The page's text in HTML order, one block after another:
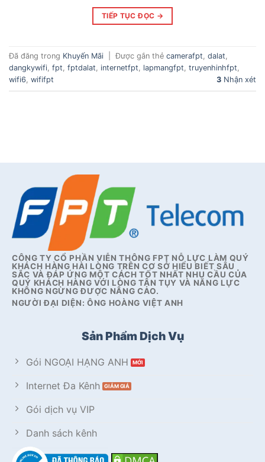
TIẾP TỤC ĐỌC →
Đã đăng trong Khuyến Mãi Được gắn thẻ camerafpt dalat
dangkywifi fpt fptdalat internetfpt lapmangfpt truyenhinhfpt
wifi6 wififpt 3 Nhận xét
CÔNG TY CỔ PHẦN VIỄN THÔNG FPT NỖ LỰC LÀM QUÝ
KHÁCH HÀNG HÀI LÒNG TRÊN CƠ SỞ HIỂU BIẾT SÂU
SẮC VÀ ĐÁP ỨNG MỘT CÁCH TỐT NHẤT NHU CẦU CỦA
QUÝ KHÁCH HÀNG VỚI LÒNG TẬN TỤY VÀ NĂNG LỰC
KHÔNG NGỪNG ĐƯỢC NÂNG CAO.
NGƯỜI ĐẠI DIỆN: ÔNG HOÀNG VIỆT ANH
Sản Phẩm Dịch Vụ
Gói NGOẠI HẠNG ANH
Internet Đa Kênh
Gói dịch vụ VIP
Danh sách kênh